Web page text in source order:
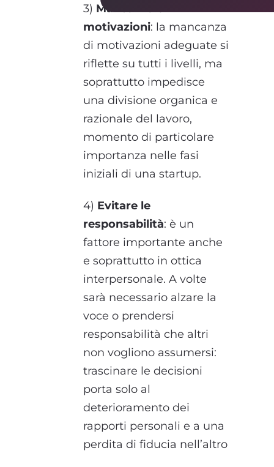
3) Mancanza di
motivazioni: la mancanza
di motivazioni adeguate si
riflette su tutti i livelli, ma
soprattutto impedisce
una divisione organica e
razionale del lavoro,
momento di particolare
importanza nelle fasi
iniziali di una startup.
4) Evitare le
responsabilità: è un
fattore importante anche
e soprattutto in ottica
interpersonale. A volte
sarà necessario alzare la
voce o prendersi
responsabilità che altri
non vogliono assumersi:
trascinare le decisioni
porta solo al
deterioramento dei
rapporti personali e a una
perdita di fiducia nell’altro